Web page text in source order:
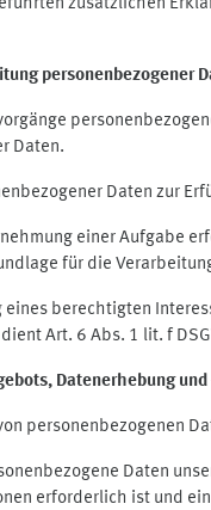
zusätzlichen
personenbezogener
Daten.
Daten zur
einer Aufgabe
für die
eines berechtigten
Art. 6 Abs. 1 lit. f
Datenerhebung und
personenbezogenen
Daten
erforderlich ist und